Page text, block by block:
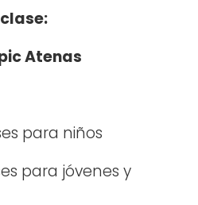
Atenas
para niños
para jóvenes y